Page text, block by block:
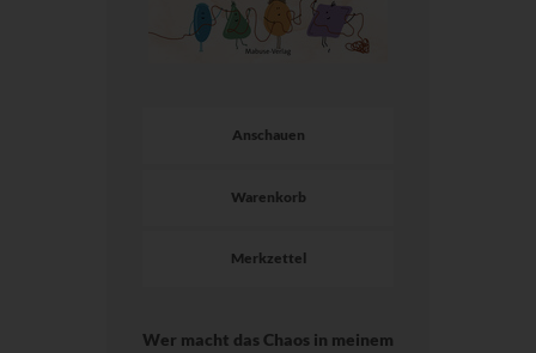
Anschauen
Warenkorb
Merkzettel
Wer macht das Chaos in meinem